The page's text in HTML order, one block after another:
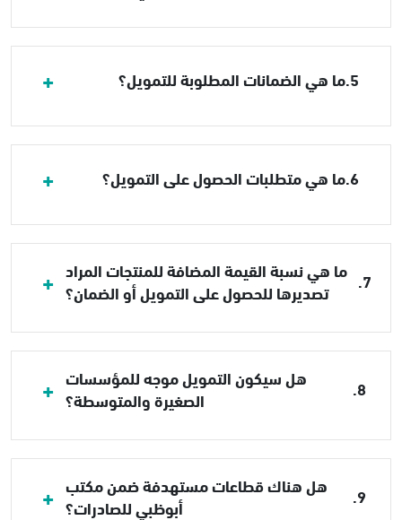
5. ما هي الضمانات المطلوبة للتمويل؟
6. ما هي متطلبات الحصول على التمويل؟
7.
ما هي نسبة القيمة المضافة للمنتجات المراد
تصديرها للحصول على التمويل أو الضمان؟
8.
هل سيكون التمويل موجه للمؤسسات
الصغيرة والمتوسطة؟
9.
هل هناك قطاعات مستهدفة ضمن مكتب
أبوظبي للصادرات؟